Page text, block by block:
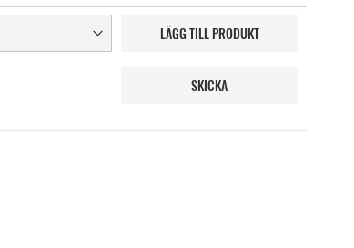
LÄGG TILL PRODUKT
SKICKA